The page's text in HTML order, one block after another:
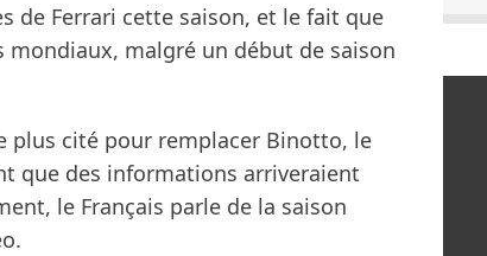
de Ferrari cette saison, et le fait que
malgré un début de saison
plus cité pour remplacer Binotto, le
que des informations arriveraient
le Français parle de la saison